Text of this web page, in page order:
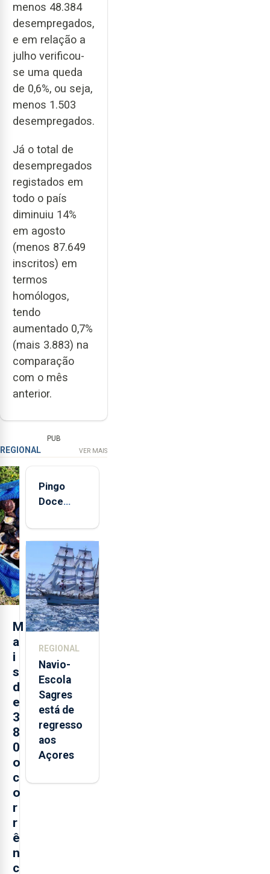
menos 48.384
desempregados,
e em relação a
julho verificou-
se uma queda
de 0,6%, ou seja,
menos 1.503
desempregados.
Já o total de
desempregados
registados em
todo o país
diminuiu 14%
em agosto
(menos 87.649
inscritos) em
termos
homólogos,
tendo
aumentado 0,7%
(mais 3.883) na
comparação
com o mês
anterior.
PUB
REGIONAL VER MAIS
M
a
i
s
d
e
3
8
0
o
c
o
r
r
ê
n
c
Pingo
Doce
quinta-
feira nova
loja em
São
Sebastião
e cria 30
postos de
REGIONAL
Navio-
Escola
Sagres
está de
regresso
aos
Açores